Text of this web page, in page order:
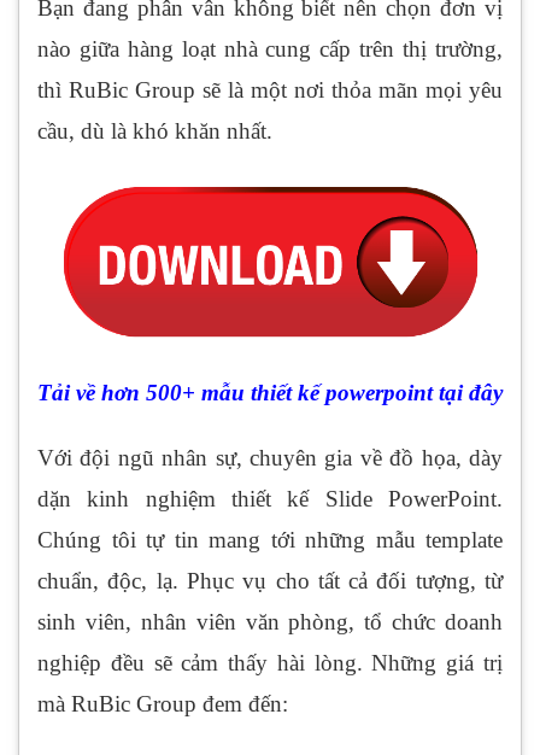
Bạn đang phân vân không biết nên chọn đơn vị
nào giữa hàng loạt nhà cung cấp trên thị trường,
thì RuBic Group sẽ là một nơi thỏa mãn mọi yêu
cầu, dù là khó khăn nhất.
Tải về hơn 500+ mẫu thiết kế powerpoint tại đây
Với đội ngũ nhân sự, chuyên gia về đồ họa, dày
dặn kinh nghiệm thiết kế Slide PowerPoint.
Chúng tôi tự tin mang tới những mẫu template
chuẩn, độc, lạ. Phục vụ cho tất cả đối tượng, từ
sinh viên, nhân viên văn phòng, tổ chức doanh
nghiệp đều sẽ cảm thấy hài lòng. Những giá trị
mà RuBic Group đem đến: